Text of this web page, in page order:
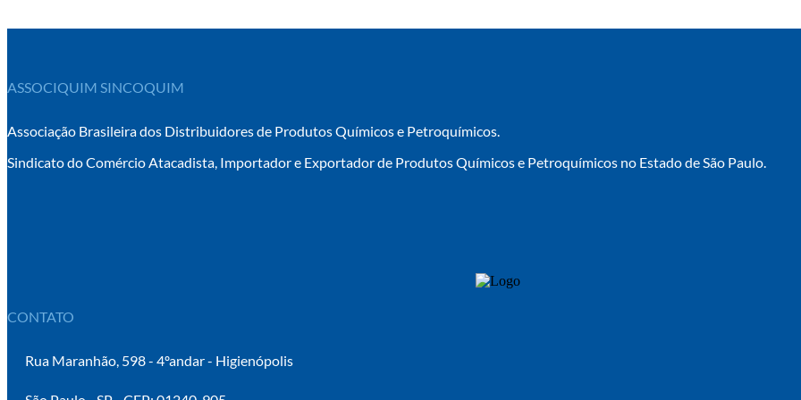
ASSOCIQUIM SINCOQUIM
Associação Brasileira dos Distribuidores de Produtos Químicos e Petroquímicos.
Sindicato do Comércio Atacadista, Importador e Exportador de Produtos Químicos e Petroquímicos no Estado de São Paulo.
CONTATO
Rua Maranhão, 598 - 4ºandar - Higienópolis